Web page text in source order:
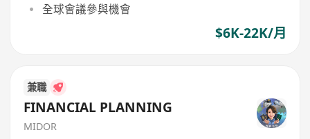
全球會議參與機會
$6K-22K/月
兼職
FINANCIAL PLANNING
MIDOR